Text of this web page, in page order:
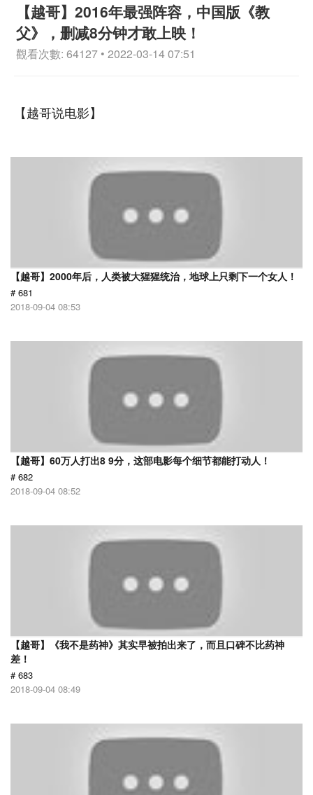
【越哥】2016年最强阵容，中国版《教
父》，删减8分钟才敢上映！
觀看次數: 64127 • 2022-03-14 07:51
【越哥说电影】
【越哥】2000年后，人类被大猩猩统治，地球上只剩下一个女人！
# 681
2018-09-04 08:53
【越哥】60万人打出8 9分，这部电影每个细节都能打动人！
# 682
2018-09-04 08:52
【越哥】《我不是药神》其实早被拍出来了，而且口碑不比药神
差！
# 683
2018-09-04 08:49